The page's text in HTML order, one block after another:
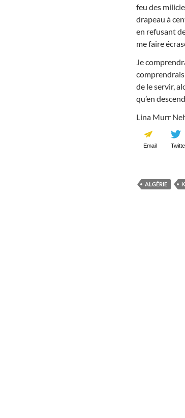
feu des
drapeau à
en refusant
me faire
Je
de le servir,
qu’en
Lina Murr
Email
ALGÉRIE